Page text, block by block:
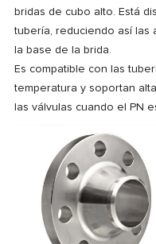
bridas de cubo alto. Está
tubería, reduciendo así las
la base de la brida.
Es compatible con las
temperatura y soportan
las válvulas cuando el PN